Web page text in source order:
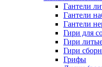
Гантели
Гантели
Гантели
Гири для
Гири
Гири
Грифы